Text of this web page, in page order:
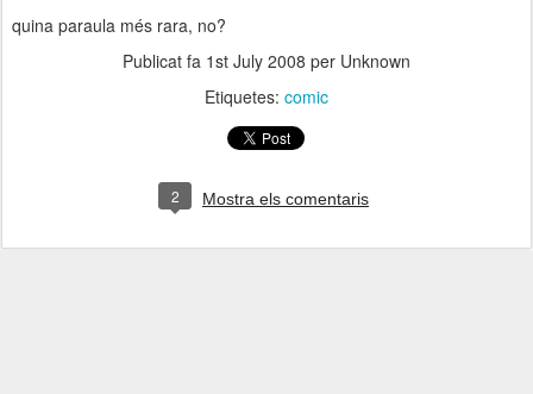
quina paraula més rara, no?
Publicat fa 1st July 2008 per Unknown
Etiquetes: comic
2 Mostra els comentaris